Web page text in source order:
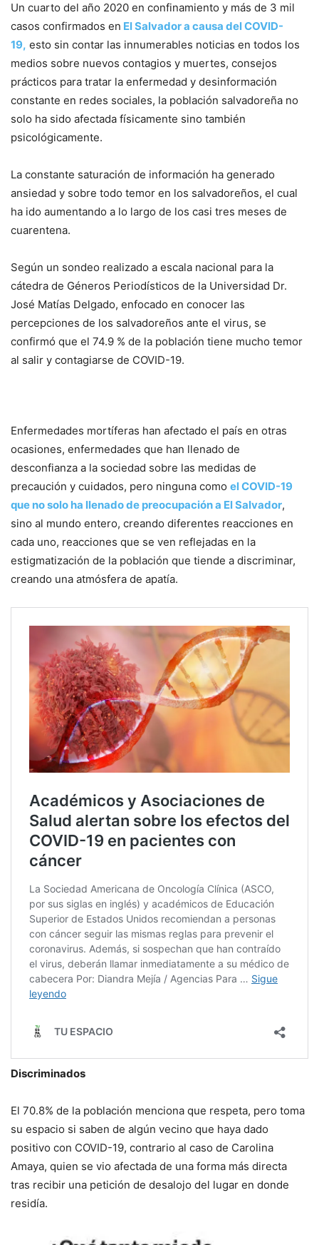
Un cuarto del año 2020 en confinamiento y más de 3 mil
casos confirmados en El Salvador a causa del COVID-
19, esto sin contar las innumerables noticias en todos los
medios sobre nuevos contagios y muertes, consejos
prácticos para tratar la enfermedad y desinformación
constante en redes sociales, la población salvadoreña no
solo ha sido afectada físicamente sino también
psicológicamente.
La constante saturación de información ha generado
ansiedad y sobre todo temor en los salvadoreños, el cual
ha ido aumentando a lo largo de los casi tres meses de
cuarentena.
Según un sondeo realizado a escala nacional para la
cátedra de Géneros Periodísticos de la Universidad Dr.
José Matías Delgado, enfocado en conocer las
percepciones de los salvadoreños ante el virus, se
confirmó que el 74.9 % de la población tiene mucho temor
al salir y contagiarse de COVID-19.
Enfermedades mortíferas han afectado el país en otras
ocasiones, enfermedades que han llenado de
desconfianza a la sociedad sobre las medidas de
precaución y cuidados, pero ninguna como el COVID-19
que no solo ha llenado de preocupación a El Salvador,
sino al mundo entero, creando diferentes reacciones en
cada uno, reacciones que se ven reflejadas en la
estigmatización de la población que tiende a discriminar,
creando una atmósfera de apatía.
Discriminados
El 70.8% de la población menciona que respeta, pero toma
su espacio si saben de algún vecino que haya dado
positivo con COVID-19, contrario al caso de Carolina
Amaya, quien se vio afectada de una forma más directa
tras recibir una petición de desalojo del lugar en donde
residía.